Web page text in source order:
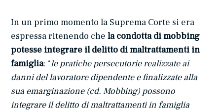
In un primo momento la Suprema Corte si era
espressa ritenendo chela condotta di mobbing
potesse integrare il delitto di maltrattamenti in
famiglia: “le pratiche persecutorie realizzate ai
danni del lavoratore dipendente e finalizzate alla
sua emarginazione (cd. Mobbing) possono
integrare il delitto di maltrattamenti in famiglia